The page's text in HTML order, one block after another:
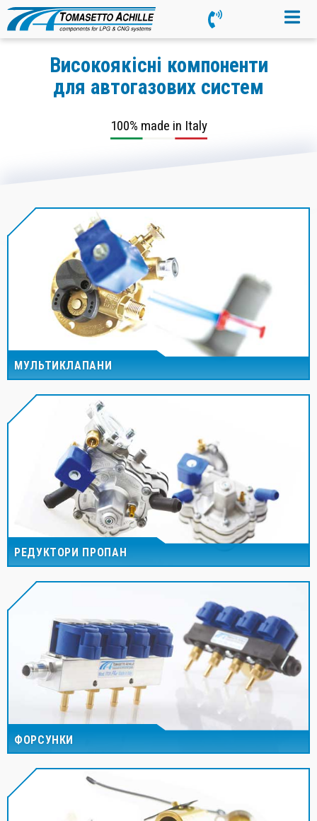
Високоякісні компоненти
для автогазових систем
100% made in Italy
МУЛЬТИКЛАПАНИ
РЕДУКТОРИ ПРОПАН
ФОРСУНКИ